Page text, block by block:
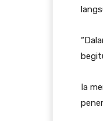
Ia